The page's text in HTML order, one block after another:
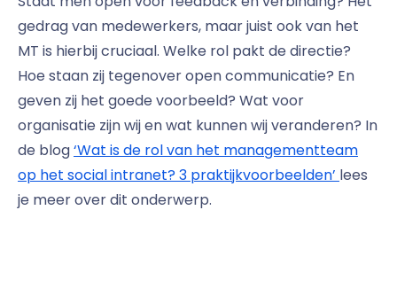
gedrag van medewerkers, maar juist ook van het
MT is hierbij cruciaal. Welke rol pakt de directie?
Hoe staan zij tegenover open communicatie? En
geven zij het goede voorbeeld? Wat voor
organisatie zijn wij en wat kunnen wij veranderen? In
de blog‘Wat is de rol van het managementteam
op het social intranet? 3 praktijkvoorbeelden’ lees
je meer over dit onderwerp.